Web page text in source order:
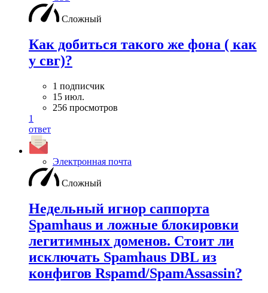
Сложный
Как добиться такого же фона ( как
у свг)?
1 подписчик
15 июл.
256 просмотров
1
ответ
Электронная почта
Сложный
Недельный игнор саппорта
Spamhaus и ложные блокировки
легитимных доменов. Стоит ли
исключать Spamhaus DBL из
конфигов Rspamd/SpamAssassin?